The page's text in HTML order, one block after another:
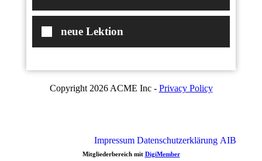
neue Lektion
Copyright 2026 ACME Inc - Privacy Policy
Impressum Datenschutzerklärung AIB
Mitgliederbereich mit DigiMember